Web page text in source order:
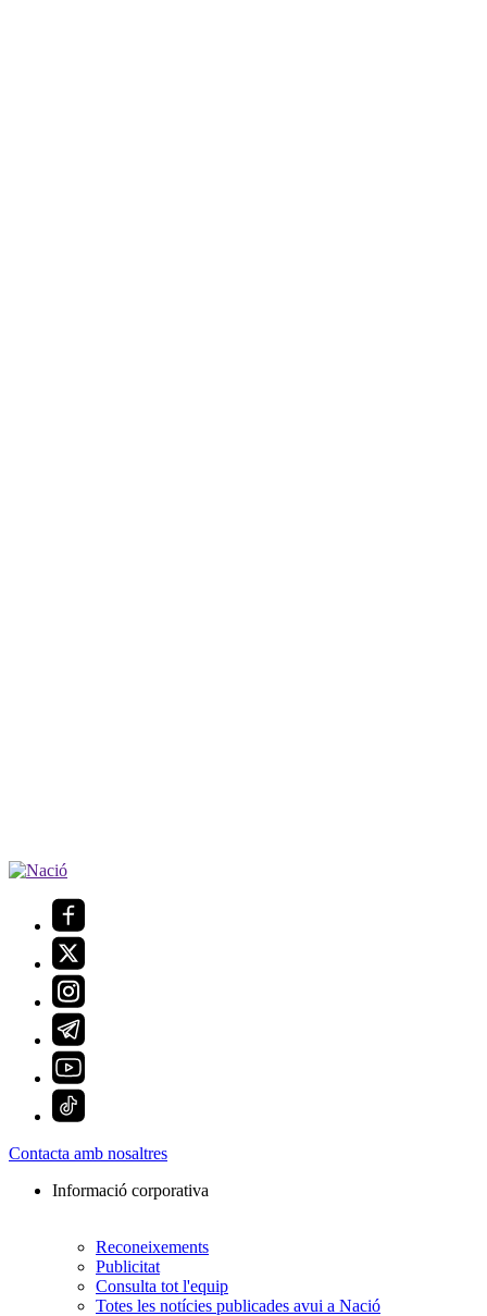
Contacta amb nosaltres
Informació corporativa
Reconeixements
Publicitat
Consulta tot l'equip
Totes les notícies publicades avui a Nació